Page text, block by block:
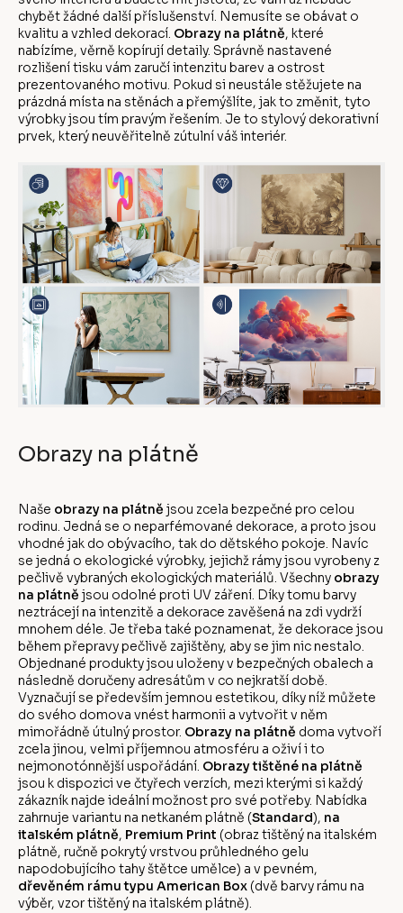
chybět žádné další příslušenství. Nemusíte se obávat o
kvalitu a vzhled dekorací. Obrazy na plátně, které
nabízíme, věrně kopírují detaily. Správně nastavené
rozlišení tisku vám zaručí intenzitu barev a ostrost
prezentovaného motivu. Pokud si neustále stěžujete na
prázdná místa na stěnách a přemýšlíte, jak to změnit, tyto
výrobky jsou tím pravým řešením. Je to stylový dekorativní
prvek, který neuvěřitelně zútulní váš interiér.
Obrazy na plátně
Naše obrazy na plátně jsou zcela bezpečné pro celou
rodinu. Jedná se o neparfémované dekorace, a proto jsou
vhodné jak do obývacího, tak do dětského pokoje. Navíc
se jedná o ekologické výrobky, jejichž rámy jsou vyrobeny z
pečlivě vybraných ekologických materiálů. Všechny obrazy
na plátně jsou odolné proti UV záření. Díky tomu barvy
neztrácejí na intenzitě a dekorace zavěšená na zdi vydrží
mnohem déle. Je třeba také poznamenat, že dekorace jsou
během přepravy pečlivě zajištěny, aby se jim nic nestalo.
Objednané produkty jsou uloženy v bezpečných obalech a
následně doručeny adresátům v co nejkratší době.
Vyznačují se především jemnou estetikou, díky níž můžete
do svého domova vnést harmonii a vytvořit v něm
mimořádně útulný prostor. Obrazy na plátně doma vytvoří
zcela jinou, velmi příjemnou atmosféru a oživí i to
nejmonotónnější uspořádání. Obrazy tištěné na plátně
jsou k dispozici ve čtyřech verzích, mezi kterými si každý
zákazník najde ideální možnost pro své potřeby. Nabídka
zahrnuje variantu na netkaném plátně (Standard), na
italském plátně, Premium Print (obraz tištěný na italském
plátně, ručně pokrytý vrstvou průhledného gelu
napodobujícího tahy štětce umělce) a v pevném,
dřevěném rámu typu American Box (dvě barvy rámu na
výběr, vzor tištěný na italském plátně).